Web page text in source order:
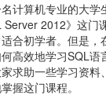
计算机专业的大
2012》这门
合初学者。但是，
高效地学习SQL
求助一些学习资料
握这门课程。